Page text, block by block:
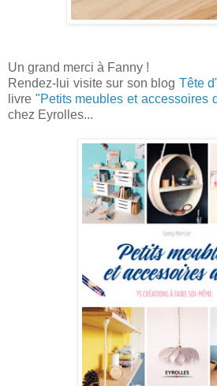
Un grand merci à Fanny !
Rendez-lui visite sur son blog Tête
livre "Petits meubles et accessoires
chez Eyrolles...